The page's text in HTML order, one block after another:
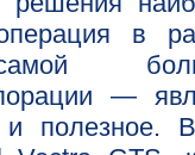
в
—
и полезное.